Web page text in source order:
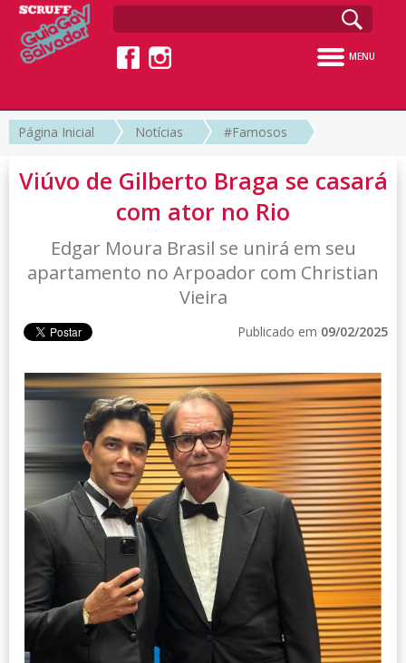
MENU
Página Inicial Notícias #Famosos
Viúvo de Gilberto Braga se casará
com ator no Rio
Edgar Moura Brasil se unirá em seu
apartamento no Arpoador com Christian
Vieira
Publicado em 09/02/2025